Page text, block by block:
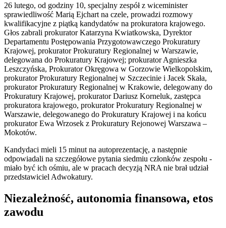
26 lutego, od godziny 10, specjalny zespół z wiceminister
sprawiedliwość Marią Ejchart na czele, prowadzi rozmowy
kwalifikacyjne z piątką kandydatów na prokuratora krajowego.
Głos zabrali prokurator Katarzyna Kwiatkowska, Dyrektor
Departamentu Postępowania Przygotowawczego Prokuratury
Krajowej, prokurator Prokuratury Regionalnej w Warszawie,
delegowana do Prokuratury Krajowej; prokurator Agnieszka
Leszczyńska, Prokurator Okręgowa w Gorzowie Wielkopolskim,
prokurator Prokuratury Regionalnej w Szczecinie i Jacek Skała,
prokurator Prokuratury Regionalnej w Krakowie, delegowany do
Prokuratury Krajowej, prokurator Dariusz Korneluk, zastępca
prokuratora krajowego, prokurator Prokuratury Regionalnej w
Warszawie, delegowanego do Prokuratury Krajowej i na końcu
prokurator Ewa Wrzosek z Prokuratury Rejonowej Warszawa –
Mokotów.
Kandydaci mieli 15 minut na autoprezentację, a następnie
odpowiadali na szczegółowe pytania siedmiu członków zespołu -
miało być ich ośmiu, ale w pracach decyzją NRA nie brał udział
przedstawiciel Adwokatury.
Niezależność, autonomia finansowa, etos
zawodu